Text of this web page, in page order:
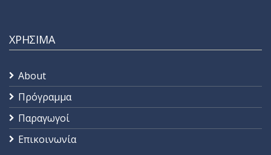
ΧΡΗΣΙΜΑ
About
Πρόγραμμα
Παραγωγοί
Επικοινωνία